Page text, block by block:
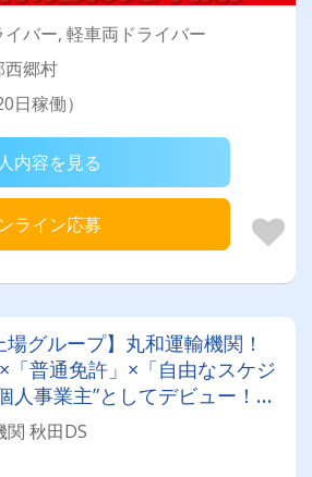
バー, 軽車両ドライバー
西郷村
日稼働）
内容を見る
ライン応募
場グループ】丸和運輸機関！
「普通免許」×「自由なスケジ
人事業主”としてデビュー！確
ポート体制も♪
秋田DS